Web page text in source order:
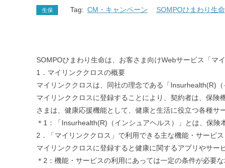
生保 Tag: CM・キャンペーン SOMPOひまわり生命
SOMPOひまわり生命は、お客さま向けWebサービス「マ
1．マイリンククロスの概要
マイリンククロスは、同社の理念である「Insurhealth(R)
マイリンククロスに登録することにより、契約者は、保
さまは、健康応援機能として、健康と生活に役立つ各種
＊1：「Insurhealth(R)（インシュアヘルス）」とは、保
2．「マイリンククロス」で利用できる主な機能・サービス
マイリンククロスに登録すると健康に関するアプリやサー
＊2：機能・サービスの利用にあっては一定の条件が必要な